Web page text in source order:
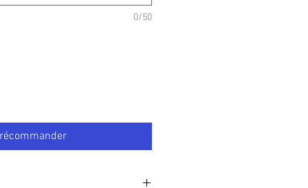
0/50